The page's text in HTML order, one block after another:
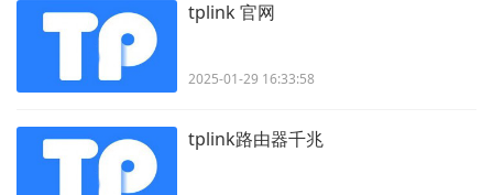
tplink 官网
2025-01-29 16:33:58
tplink路由器千兆